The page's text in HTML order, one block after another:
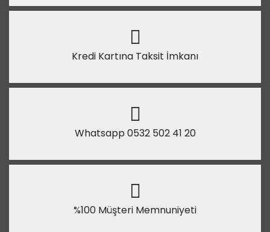
Kredi Kartına Taksit İmkanı
Whatsapp 0532 502 41 20
%100 Müşteri Memnuniyeti